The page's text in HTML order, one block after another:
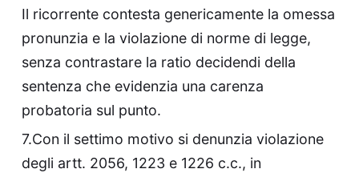
Il ricorrente contesta genericamente la omessa
pronunzia e la violazione di norme di legge,
senza contrastare la ratio decidendi della
sentenza che evidenzia una carenza
probatoria sul punto.
7.Con il settimo motivo si denunzia violazione
degli artt. 2056, 1223 e 1226 c.c., in